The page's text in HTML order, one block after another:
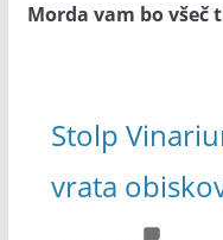
Morda vam bo všeč
Stolp
vrata